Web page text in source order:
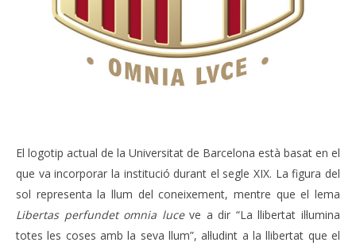
El logotip actual de la Universitat de Barcelona està basat en el
que va incorporar la institució durant el segle XIX. La figura del
sol representa la llum del coneixement, mentre que el lema
Libertas perfundet omnia luceve a dir “La llibertat il·lumina
totes les coses amb la seva llum”, al·ludint a la llibertat que el